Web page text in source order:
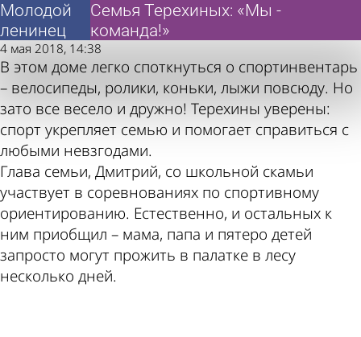
Семья Терехиных: «Мы -
команда!»
Молодой
ленинец
4 мая 2018, 14:38
В этом доме легко споткнуться о спортинвентарь
– велосипеды, ролики, коньки, лыжи повсюду. Но
зато все весело и дружно! Терехины уверены:
спорт укрепляет семью и помогает справиться с
любыми невзгодами.
Глава семьи, Дмитрий, со школьной скамьи
участвует в соревнованиях по спортивному
ориентированию. Естественно, и остальных к
ним приобщил – мама, папа и пятеро детей
запросто могут прожить в палатке в лесу
несколько дней.
Семья Терехиных: «Мы -
команда!»
Молодой
ленинец
Также
пресса
Погода
и